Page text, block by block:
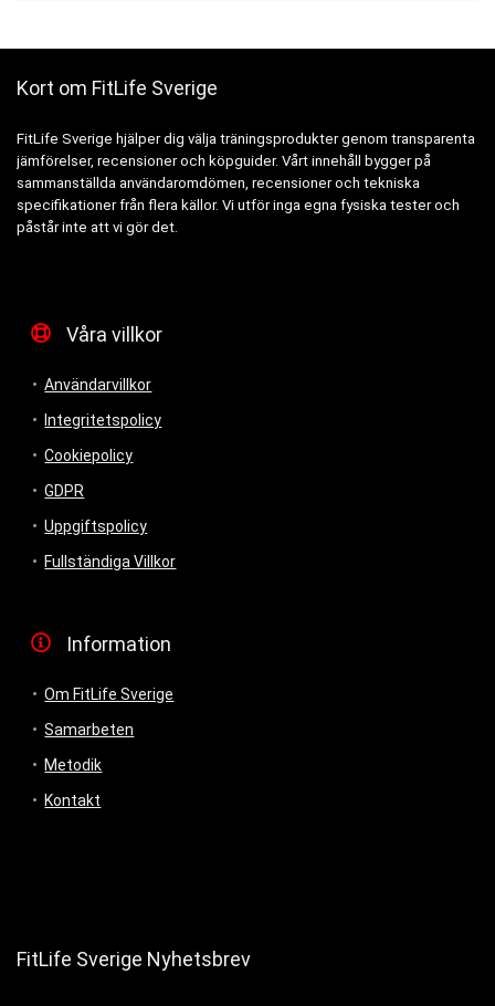
Kort om FitLife Sverige
FitLife Sverige hjälper dig välja träningsprodukter genom transparenta
jämförelser, recensioner och köpguider. Vårt innehåll bygger på
sammanställda användaromdömen, recensioner och tekniska
specifikationer från flera källor. Vi utför inga egna fysiska tester och
påstår inte att vi gör det.
Våra villkor
Användarvillkor
Integritetspolicy
Cookiepolicy
GDPR
Uppgiftspolicy
Fullständiga Villkor
Information
Om FitLife Sverige
Samarbeten
Metodik
Kontakt
FitLife Sverige Nyhetsbrev